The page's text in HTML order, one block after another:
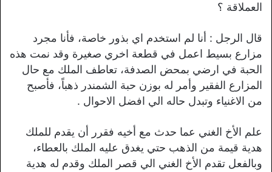
العملاقة ؟
قال الرجل : أنا لم استخدم اي بذور خاصة، فأنا مجرد
مزارع بسيط اعمل في قطعة اخري صغيرة وقد نمت هذه
الحبة في ارضي بمحض الصدفة، تعاطف الملك مع حال
المزارع الفقير وأمر له بوزن حبة الشمندر ذهباً، فأصبح
من الاغنياء وتبدل حاله الي افضل الاحوال .
علم الأخ الغني عما حدث مع أخيه فقرر أن يقدم للملك
هدية قيمة من الذهب حتي يغدق عليه الملك بالعطاء،
وبالفعل تقدم الأخ الغني الي قصر الملك وقدم له هدية